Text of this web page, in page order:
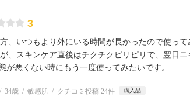
3
、いつもより外にいる時間が長かったので使っ
、スキンケア直後はチクチクピリピリで、翌日
が悪くない時にもう一度使ってみたいです。
34歳 敏感肌 クチコミ投稿 24件 購入品